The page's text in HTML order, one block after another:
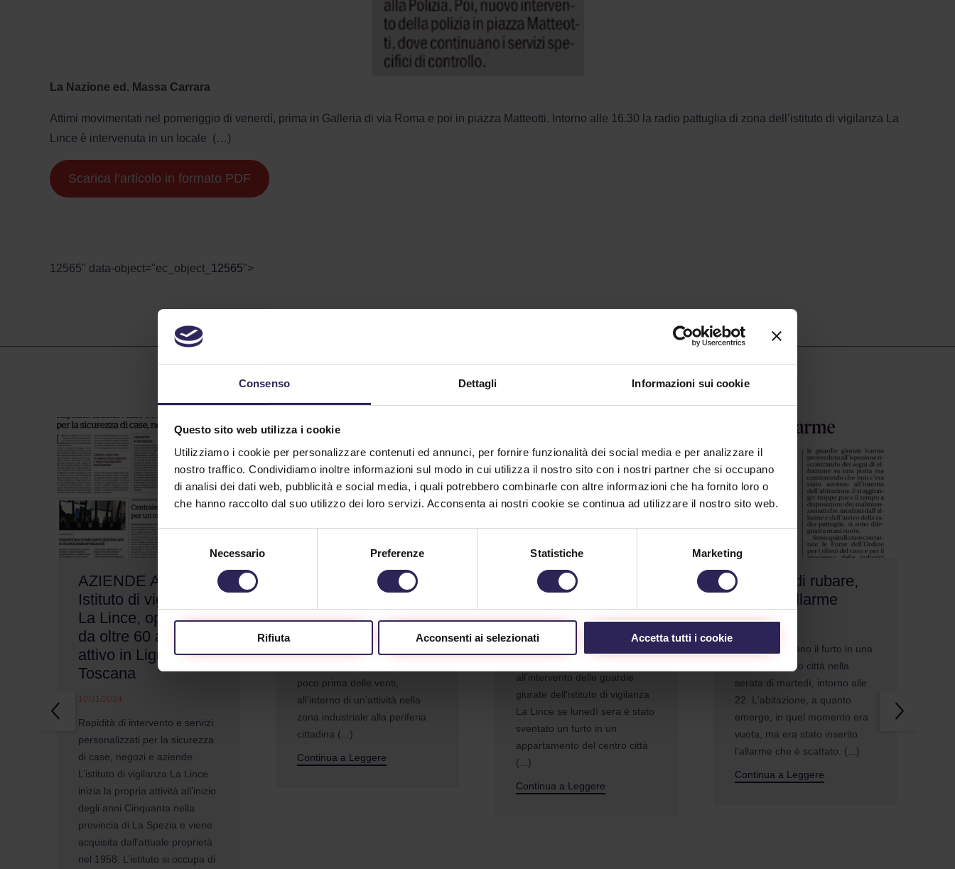
Consenso Dettagli Informazioni sui cookie
Questo sito web utilizza i cookie
Utilizziamo i cookie per personalizzare contenuti ed annunci, per fornire funzionalità dei social media e per analizzare il
nostro traffico. Condividiamo inoltre informazioni sul modo in cui utilizza il nostro sito con i nostri partner che si occupano
di analisi dei dati web, pubblicità e social media, i quali potrebbero combinarle con altre informazioni che ha fornito loro o
che hanno raccolto dal suo utilizzo dei loro servizi. Acconsenta ai nostri cookie se continua ad utilizzare il nostro sito web.
Necessario Preferenze Statistiche Marketing
Rifiuta Acconsenti ai selezionati Accetta tutti i cookie
La Nazione ed. Massa Carrara
Attimi movimentati nel pomeriggio di venerdì, prima in Galleria di via Roma e poi in piazza Matteotti. Intorno alle 16.30 la radio pattuglia di zona dell’istituto di vigilanza La
Lince è intervenuta in un locale (…)
Scarica l’articolo in formato PDF
12565" data-object="ec_object_ 12565">
ARTICOLI CORRELATI
AZIENDE AL TOP.
Istituto di vigilanza
La Lince, operativo
da oltre 60 anni, è
attivo in Liguria e in
Toscana
10/31/2024
Rapidità di intervento e servizi
personalizzati per la sicurezza
di case, negozi e aziende.
L’istituto di vigilanza La Lince
inizia la propria attività all’inizio
degli anni Cinquanta nella
provincia di La Spezia e viene
acquisita dall'attuale proprietà
nel 1958. L’istituto si occupa di
Scatta l’allarme e il
poco prima delle venti,
all'interno di un'attività nella
zona industriale alla periferia
cittadina (...)
Continua a Leggere
Sventato un furto in
casa dalla Lince
10/10/2024
all'intervento delle guardie
giurate dell'istituto di vigilanza
La Lince se lunedì sera è stato
sventato un furto in un
appartamento del centro città
(...)
Continua a Leggere
Tentano di rubare,
scatta l’allarme
Carrara. Tentano il furto in una
casa del centro città nella
serata di martedì, intorno alle
22. L'abitazione, a quanto
emerge, in quel momento era
vuota, ma era stato inserito
l'allarme che è scattato. (...)
Continua a Leggere